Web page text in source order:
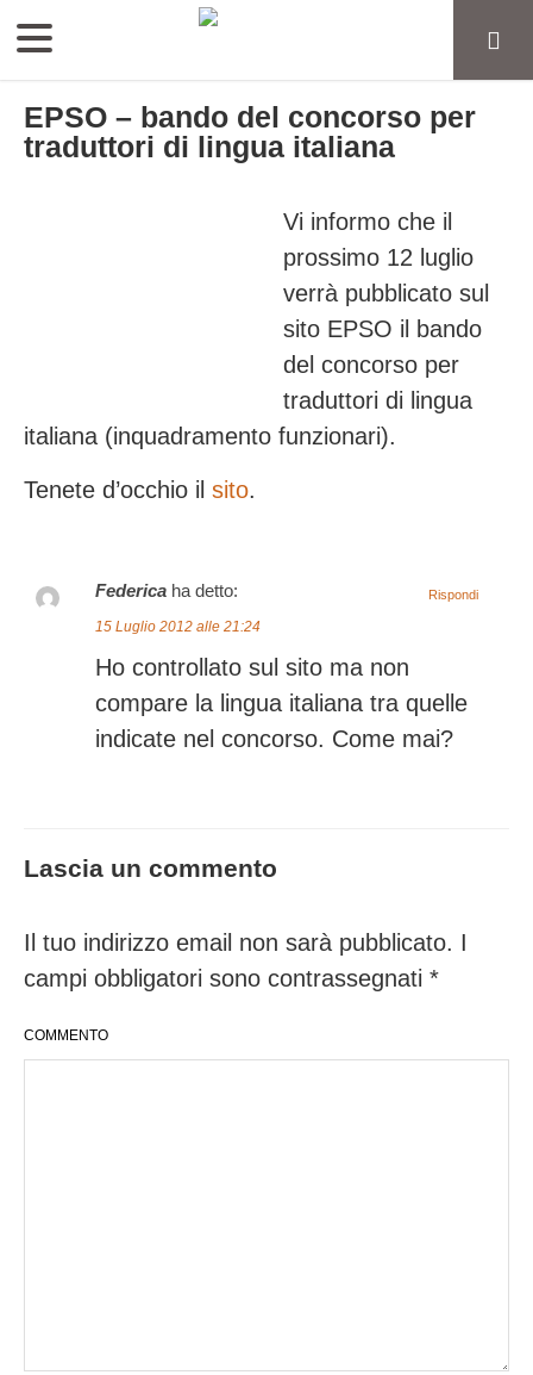
EPSO – bando del concorso per
traduttori di lingua italiana
Vi informo che il
prossimo 12 luglio
verrà pubblicato sul
sito EPSO il bando
del concorso per
traduttori di lingua
italiana (inquadramento funzionari).
Tenete d’occhio il sito.
Federica ha detto:
15 Luglio 2012 alle 21:24
Ho controllato sul sito ma non
compare la lingua italiana tra quelle
indicate nel concorso. Come mai?
Rispondi
Lascia un commento
Il tuo indirizzo email non sarà pubblicato. I
campi obbligatori sono contrassegnati *
COMMENTO